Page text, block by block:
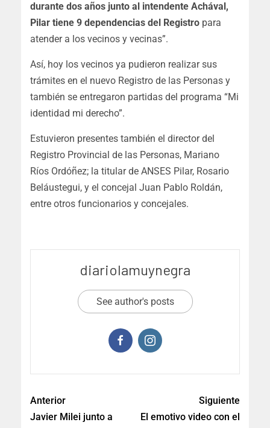
durante dos años junto al intendente Achával,
Pilar tiene 9 dependencias del Registro para
atender a los vecinos y vecinas”.
Así, hoy los vecinos ya pudieron realizar sus
trámites en el nuevo Registro de las Personas y
también se entregaron partidas del programa “Mi
identidad mi derecho”.
Estuvieron presentes también el director del
Registro Provincial de las Personas, Mariano
Ríos Ordóñez; la titular de ANSES Pilar, Rosario
Beláustegui, y el concejal Juan Pablo Roldán,
entre otros funcionarios y concejales.
diariolamuynegra
See author's posts
Anterior
Javier Milei junto a
Siguiente
El emotivo video con el